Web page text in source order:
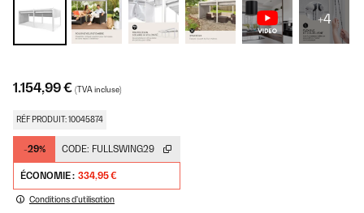
+4
1.154,99 € (TVA incluse)
RÉF PRODUIT: 10045874
-29% CODE: FULLSWING29
ÉCONOMIE : 334,95 €
Conditions d'utilisation